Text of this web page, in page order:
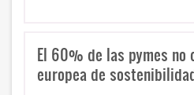
El 60% de las pymes no
europea de